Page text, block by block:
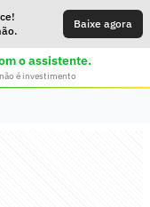
Baixe agora
o assistente.
é investimento